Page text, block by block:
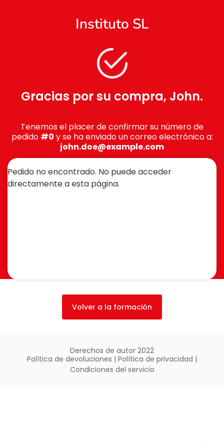
Instituto SL
Gracias por su compra, John.
Tenemos el placer de confirmar su número de
pedido #0 y se ha enviado un correo electrónico a:
john.doe@example.com
Pedido no encontrado. No puede acceder
directamente a esta página.
Volver a la formación
Derechos de autor 2022
Política de devoluciones | Política de privacidad |
Condiciones del servicio